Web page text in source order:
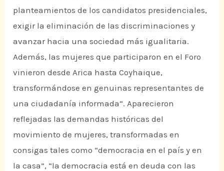
planteamientos de los candidatos presidenciales,
exigir la eliminación de las discriminaciones y
avanzar hacia una sociedad más igualitaria.
Además, las mujeres que participaron en el Foro
vinieron desde Arica hasta Coyhaique,
transformándose en genuinas representantes de
una ciudadanía informada”. Aparecieron
reflejadas las demandas históricas del
movimiento de mujeres, transformadas en
consigas tales como “democracia en el país y en
la casa”, “la democracia está en deuda con las